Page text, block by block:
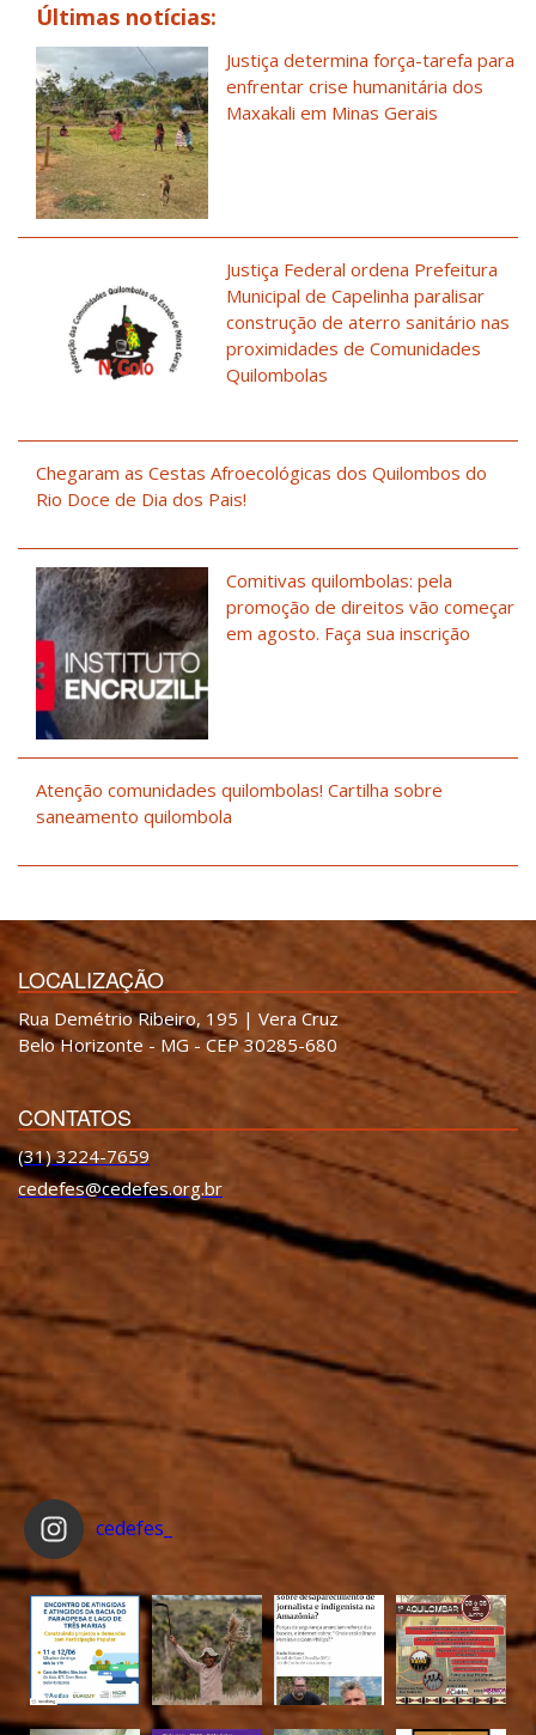
Últimas notícias:
Justiça determina força-tarefa para
enfrentar crise humanitária dos
Maxakali em Minas Gerais
Justiça Federal ordena Prefeitura
Municipal de Capelinha paralisar
construção de aterro sanitário nas
proximidades de Comunidades
Quilombolas
Chegaram as Cestas Afroecológicas dos Quilombos do
Rio Doce de Dia dos Pais!
Comitivas quilombolas: pela
promoção de direitos vão começar
em agosto. Faça sua inscrição
Atenção comunidades quilombolas! Cartilha sobre
saneamento quilombola
LOCALIZAÇÃO
Rua Demétrio Ribeiro, 195 | Vera Cruz
Belo Horizonte - MG - CEP 30285-680
CONTATOS
(31) 3224-7659
cedefes@cedefes.org.br
cedefes_